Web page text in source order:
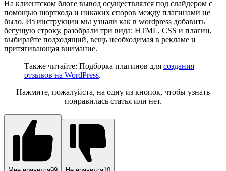
На клиентском блоге вывод осуществлялся под слайдером с
помощью шорткода и никаких споров между плагинами не
было. Из инструкции мы узнали как в wordpress добавить
бегущую строку, разобрали три вида: HTML, CSS и плагин,
выбирайте подходящий, вещь необходимая в рекламе и
притягивающая внимание.
Также читайте: Подборка плагинов для создания
отзывов на WordPress.
Нажмите, пожалуйста, на одну из кнопок, чтобы узнать
понравилась статья или нет.